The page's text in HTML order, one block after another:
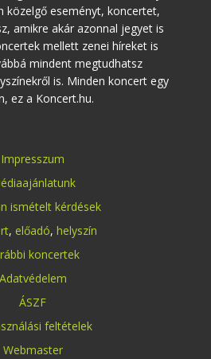
közelgő eseményt, koncertet,
amikre akár azonnal jegyet is
mellett zenei híreket is
mindent megtudhatsz
is. Minden koncert egy
ez a Koncert.hu.
Impresszum
ismételt kérdések
, előadó, helyszín
koncertek
Adatvédelem
ÁSZF
feltételek
Webmaster